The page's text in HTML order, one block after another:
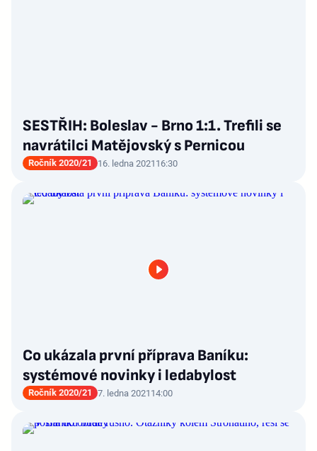
SESTŘIH: Boleslav - Brno 1:1. Trefili se
navrátilci Matějovský s Pernicou
Ročník 2020/21 16. ledna 2021 16:30
Co ukázala první příprava Baníku:
systémové novinky i ledabylost
Ročník 2020/21 7. ledna 2021 14:00